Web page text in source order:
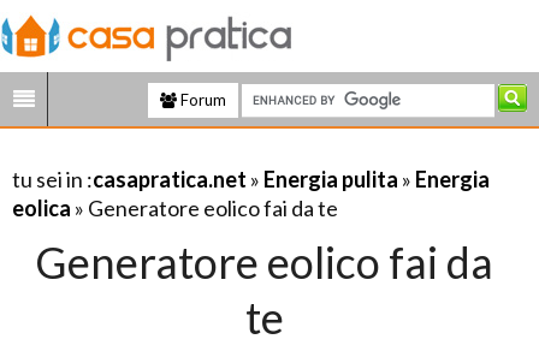
Forum
tu sei in :casapratica.net » Energia pulita » Energia
eolica » Generatore eolico fai da te
Generatore eolico fai da
te